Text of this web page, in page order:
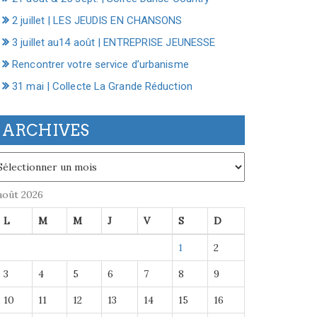
2 juillet | LES JEUDIS EN CHANSONS
3 juillet au14 août | ENTREPRISE JEUNESSE
Rencontrer votre service d’urbanisme
31 mai | Collecte La Grande Réduction
ARCHIVES
2026
L M M J V S D
1 2
3 4 5 6 7 8 9
10 11 12 13 14 15 16